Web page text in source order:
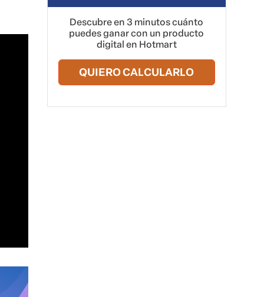
Descubre en 3 minutos cuánto
puedes ganar con un producto
digital en Hotmart
QUIERO CALCULARLO